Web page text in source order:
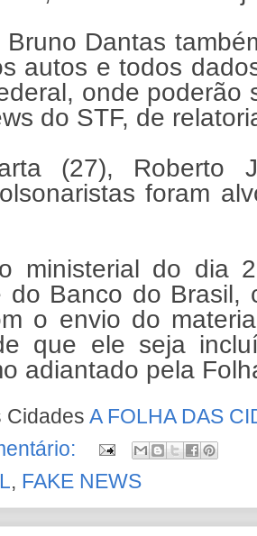
Bruno Dantas
autos e todos
onde poderão
do STF, de
(27), Roberto
foram
ministerial do dia
do Banco do Brasil,
o envio do
que ele seja
adiantado pela
Cidades A FOLHA DAS
, FAKE NEWS